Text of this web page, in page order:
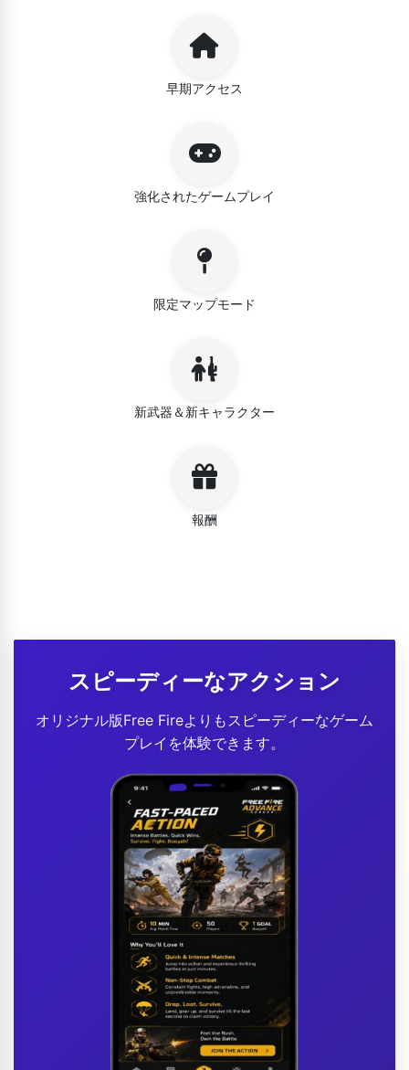
早期アクセス
強化されたゲームプレイ
限定マップモード
新武器＆新キャラクター
報酬
スピーディーなアクション
オリジナル版Free Fireよりもスピーディーなゲーム
プレイを体験できます。